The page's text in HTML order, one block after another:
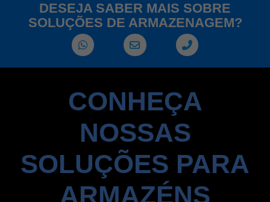
DESEJA SABER MAIS SOBRE
SOLUÇÕES DE ARMAZENAGEM?
CONHEÇA
NOSSAS
SOLUÇÕES PARA
ARMAZÉNS